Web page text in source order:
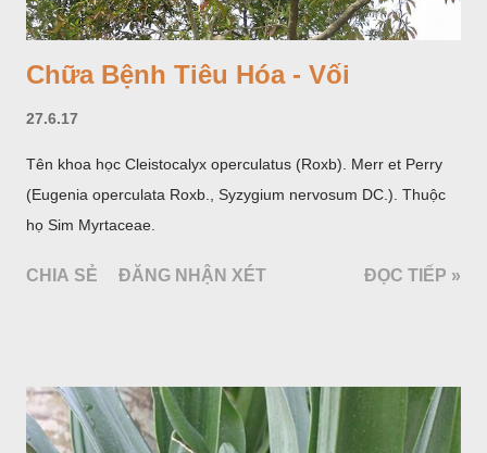
Chữa Bệnh Tiêu Hóa - Vối
27.6.17
Tên khoa học Cleistocalyx operculatus (Roxb). Merr et Perry
(Eugenia operculata Roxb., Syzygium nervosum DC.). Thuộc
họ Sim Myrtaceae.
CHIA SẺ ĐĂNG NHẬN XÉT ĐỌC TIẾP »